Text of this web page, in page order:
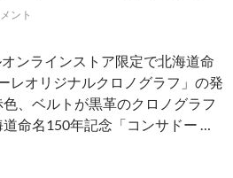
ント
ンラインストア限定で北海道命
レオリジナルクロノグラフ」の発
、ベルトが黒革のクロノグラフ
命名150年記念「コンサドー …